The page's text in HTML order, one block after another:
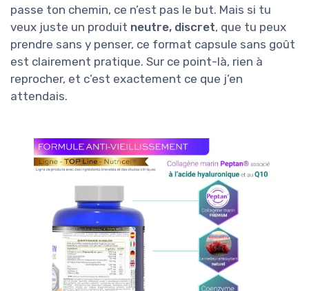
passe ton chemin, ce n’est pas le but. Mais si tu
veux juste un produit neutre, discret, que tu peux
prendre sans y penser, ce format capsule sans goût
est clairement pratique. Sur ce point-là, rien à
reprocher, et c’est exactement ce que j’en
attendais.